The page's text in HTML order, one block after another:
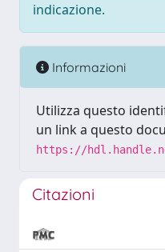
indicazione.
Informazioni
Utilizza questo
un link a questo
https://
Citazioni